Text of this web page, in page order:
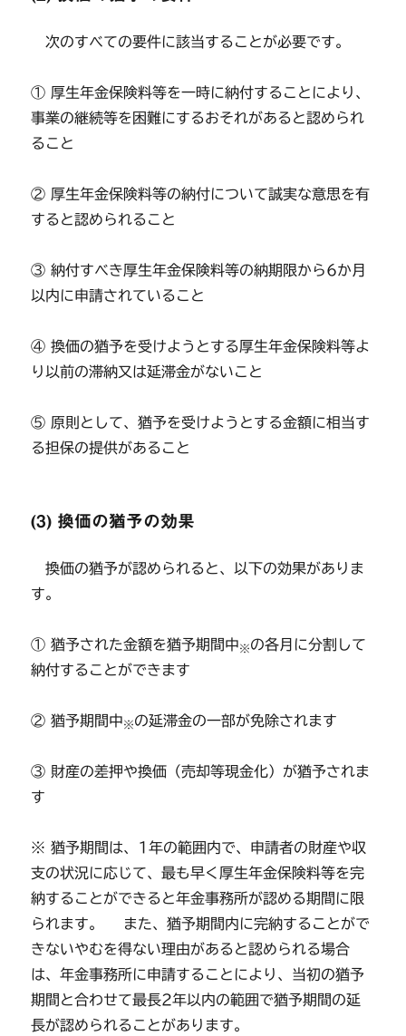
次のすべての要件に該当することが必要です。
① 厚生年金保険料等を一時に納付することにより、
事業の継続等を困難にするおそれがあると認められ
ること
② 厚生年金保険料等の納付について誠実な意思を有
すると認められること
③ 納付すべき厚生年金保険料等の納期限から6か月
以内に申請されていること
④ 換価の猶予を受けようとする厚生年金保険料等よ
り以前の滞納又は延滞金がないこと
⑤ 原則として、猶予を受けようとする金額に相当す
る担保の提供があること
(3) 換価の猶予の効果
換価の猶予が認められると、以下の効果がありま
す。
① 猶予された金額を猶予期間中※の各月に分割して
納付することができます
② 猶予期間中※の延滞金の一部が免除されます
③ 財産の差押や換価（売却等現金化）が猶予されま
す
※ 猶予期間は、1年の範囲内で、申請者の財産や収
支の状況に応じて、最も早く厚生年金保険料等を完
納することができると年金事務所が認める期間に限
られます。 また、猶予期間内に完納することがで
きないやむを得ない理由があると認められる場合
は、年金事務所に申請することにより、当初の猶予
期間と合わせて最長2年以内の範囲で猶予期間の延
長が認められることがあります。